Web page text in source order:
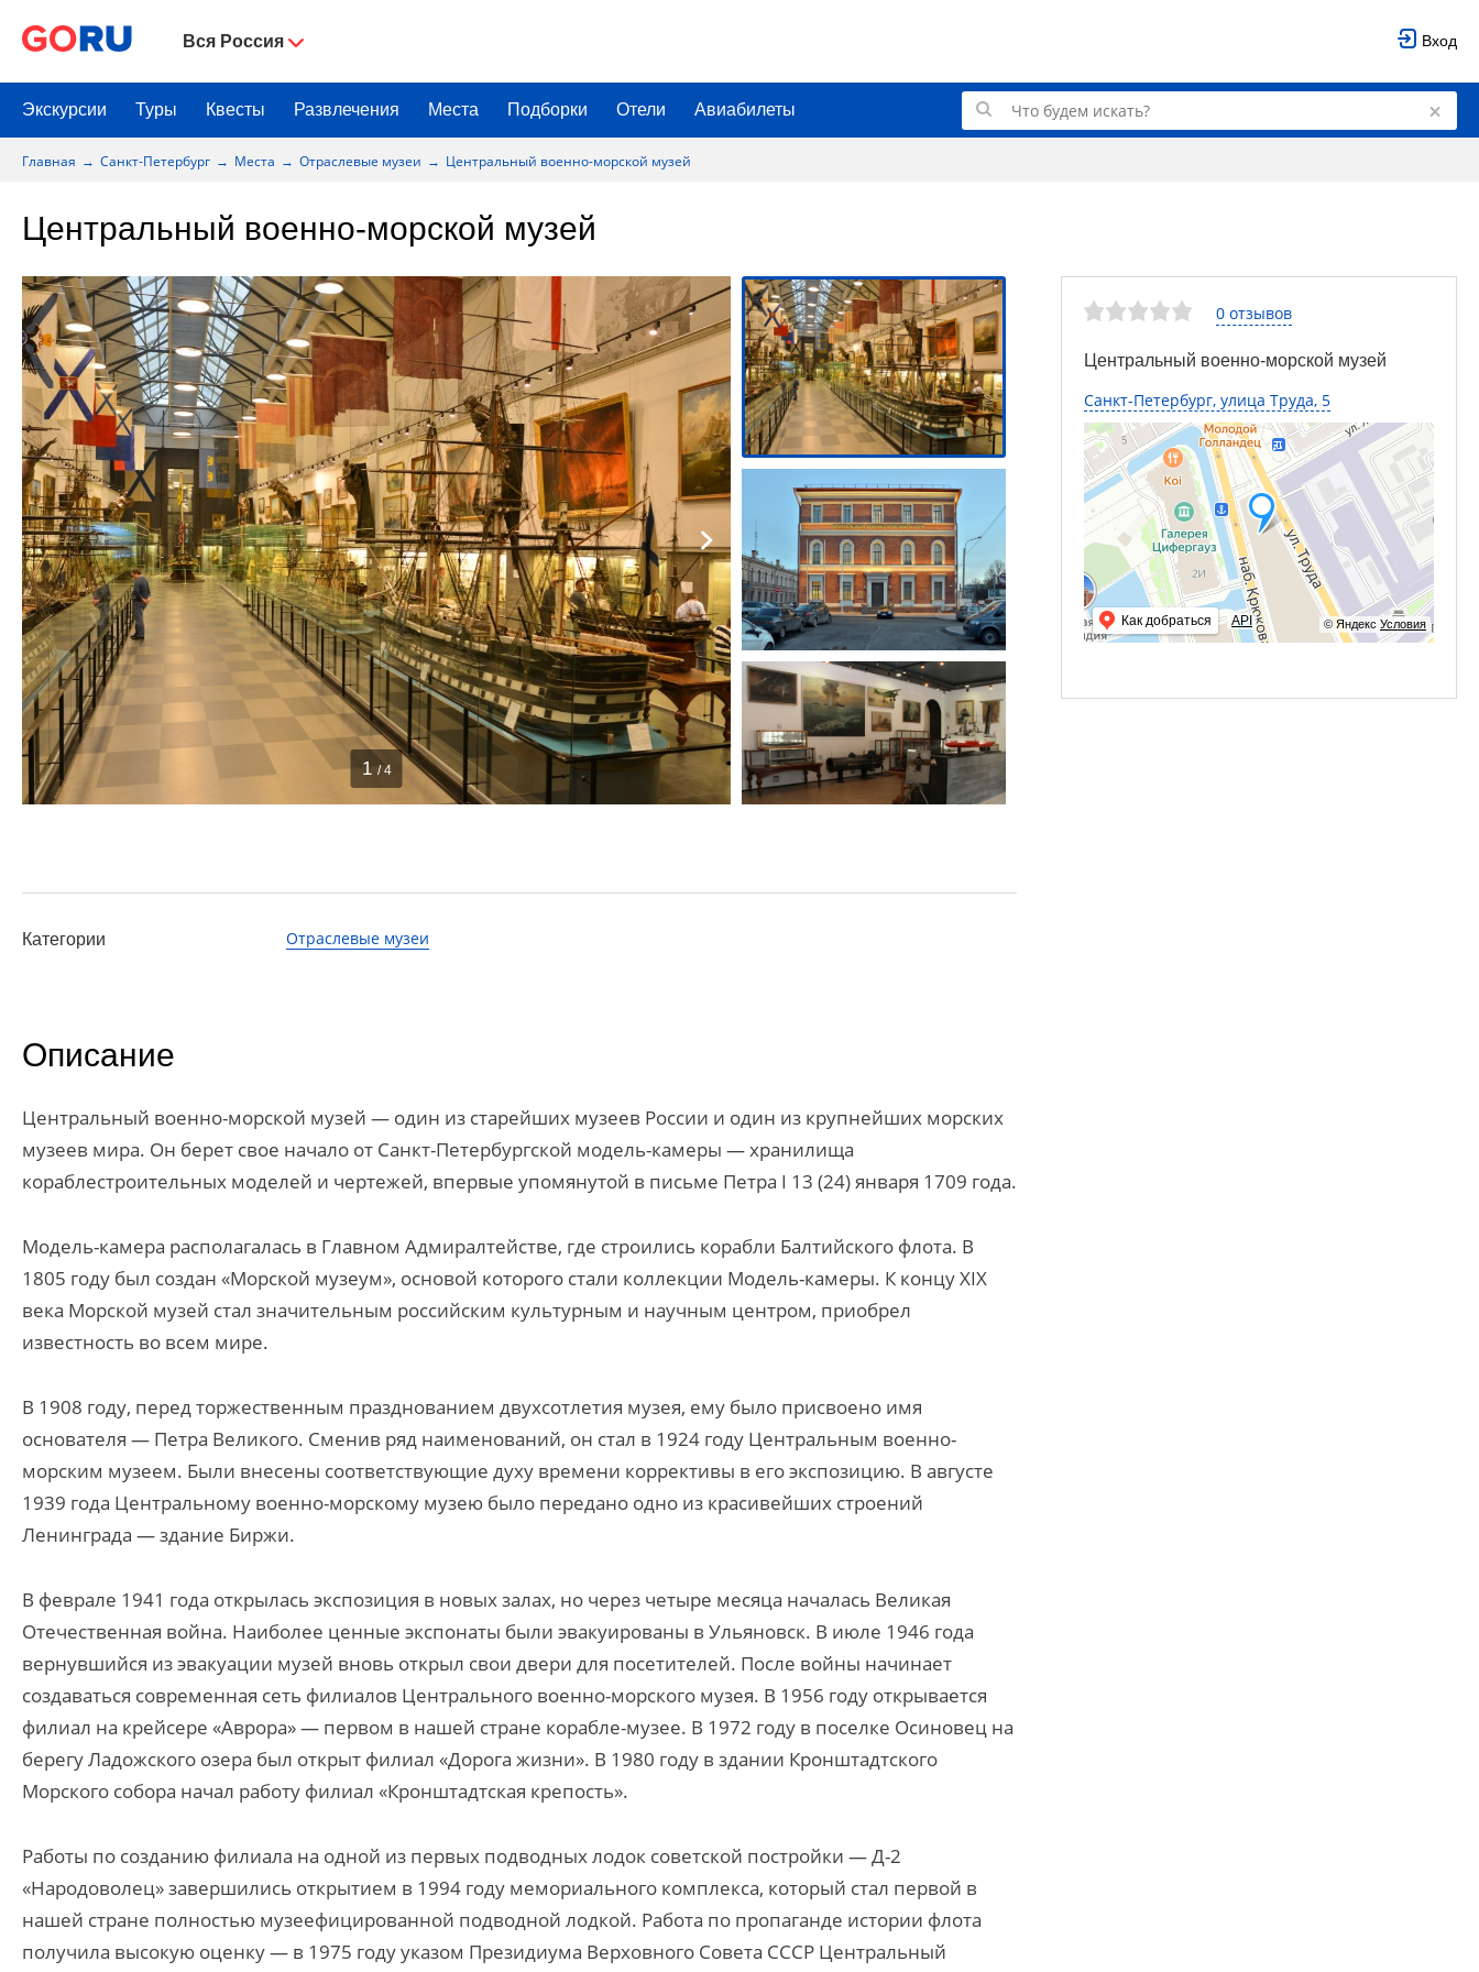
Вся Россия Вход
Экскурсии Туры Квесты Развлечения Места Подборки Отели Авиабилеты
Главная Санкт-Петербург Места Отраслевые музеи Центральный военно-морской музей
0 отзывов
Центральный военно-морской музей
Санкт-Петербург, улица Труда, 5
© Яндекс Условия
Как добраться API
Центральный военно-морской музей
1 / 4
Категории Отраслевые музеи
Описание
Центральный военно-морской музей — один из старейших музеев России и один из крупнейших морских
музеев мира. Он берет свое начало от Санкт-Петербургской модель-камеры — хранилища
кораблестроительных моделей и чертежей, впервые упомянутой в письме Петра I 13 (24) января 1709 года.
Модель-камера располагалась в Главном Адмиралтействе, где строились корабли Балтийского флота. В
1805 году был создан «Морской музеум», основой которого стали коллекции Модель-камеры. К концу XIX
века Морской музей стал значительным российским культурным и научным центром, приобрел
известность во всем мире.
В 1908 году, перед торжественным празднованием двухсотлетия музея, ему было присвоено имя
основателя — Петра Великого. Сменив ряд наименований, он стал в 1924 году Центральным военно-
морским музеем. Были внесены соответствующие духу времени коррективы в его экспозицию. В августе
1939 года Центральному военно-морскому музею было передано одно из красивейших строений
Ленинграда — здание Биржи.
В феврале 1941 года открылась экспозиция в новых залах, но через четыре месяца началась Великая
Отечественная война. Наиболее ценные экспонаты были эвакуированы в Ульяновск. В июле 1946 года
вернувшийся из эвакуации музей вновь открыл свои двери для посетителей. После войны начинает
создаваться современная сеть филиалов Центрального военно-морского музея. В 1956 году открывается
филиал на крейсере «Аврора» — первом в нашей стране корабле-музее. В 1972 году в поселке Осиновец на
берегу Ладожского озера был открыт филиал «Дорога жизни». В 1980 году в здании Кронштадтского
Морского собора начал работу филиал «Кронштадтская крепость».
Работы по созданию филиала на одной из первых подводных лодок советской постройки — Д-2
«Народоволец» завершились открытием в 1994 году мемориального комплекса, который стал первой в
нашей стране полностью музеефицированной подводной лодкой. Работа по пропаганде истории флота
получила высокую оценку — в 1975 году указом Президиума Верховного Совета СССР Центральный